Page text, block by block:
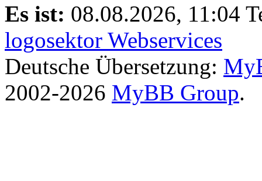
Es ist: 08.08.2026, 11:04
logosektor Webservices
Deutsche Übersetzung:
2002-2026 MyBB Group.